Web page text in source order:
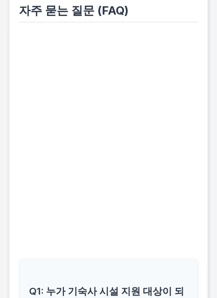
자주 묻는 질문 (FAQ)
Q1: 누가 기숙사 시설 지원 대상이 되